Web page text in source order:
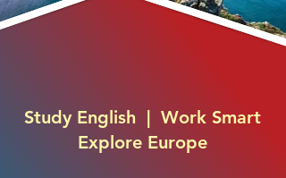
Study English | Work Smart
Explore Europe